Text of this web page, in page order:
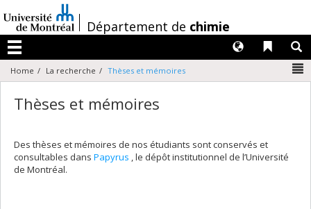
au
contenu
/Département de chimie
Menu
Liens
Langues
Home La recherche Thèses et mémoires
Thèses et mémoires
Des thèses et mémoires de nos étudiants sont conservés et
consultables dans Papyrus , le dépôt institutionnel de l’Université
de Montréal.